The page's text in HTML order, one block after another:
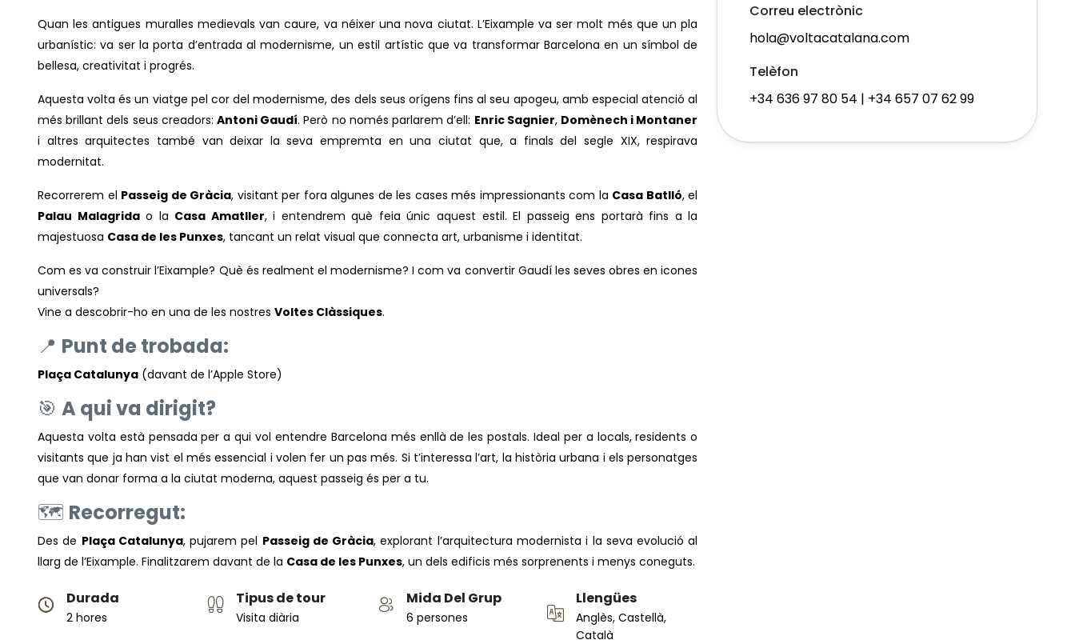
Quan les antigues muralles medievals van caure, va néixer una nova ciutat. L’Eixample va ser molt més que un pla
urbanístic: va ser la porta d’entrada al modernisme, un estil artístic que va transformar Barcelona en un símbol de
bellesa, creativitat i progrés.
Aquesta volta és un viatge pel cor del modernisme, des dels seus orígens fins al seu apogeu, amb especial atenció al
més brillant dels seus creadors:Antoni Gaudí. Però no només parlarem d’ell: Enric Sagnier, Domènech i Montaner
i altres arquitectes també van deixar la seva empremta en una ciutat que, a finals del segle XIX, respirava
modernitat.
Recorrerem el Passeig de Gràcia, visitant per fora algunes de les cases més impressionants com la Casa Batlló, el
Palau Malagridao la Casa Amatller, i entendrem què feia únic aquest estil. El passeig ens portarà fins a la
majestuosa Casa de les Punxes, tancant un relat visual que connecta art, urbanisme i identitat.
Com es va construir l’Eixample? Què és realment el modernisme? I com va convertir Gaudí les seves obres en icones
universals?
Vine a descobrir-ho en una de les nostres Voltes Clàssiques.
📍 Punt de trobada:
Plaça Catalunya (davant de l’Apple Store)
🎯 A qui va dirigit?
Aquesta volta està pensada per a qui vol entendre Barcelona més enllà de les postals. Ideal per a locals, residents o
visitants que ja han vist el més essencial i volen fer un pas més. Si t’interessa l’art, la història urbana i els personatges
que van donar forma a la ciutat moderna, aquest passeig és per a tu.
🗺️ Recorregut:
Des de Plaça Catalunya, pujarem pel Passeig de Gràcia, explorant l’arquitectura modernista i la seva evolució al
llarg de l’Eixample. Finalitzarem davant de la Casa de les Punxes, un dels edificis més sorprenents i menys coneguts.
Durada
2 hores
Tipus de tour
Visita diària
Mida Del Grup
6 persones
Llengües
Anglès, Castellà,
Català
Correu electrònic
hola@voltacatalana.com
Telèfon
+34 636 97 80 54 | +34 657 07 62 99